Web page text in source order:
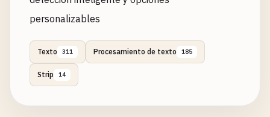
personalizables
Texto 311 Procesamiento de texto 185
Strip 14